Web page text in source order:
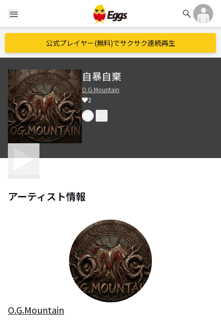
menu search
公式プレイヤー(無料)でサクサク連続再生
自暴自棄
O.G.Mountain
2
アーティスト情報
O.G.Mountain